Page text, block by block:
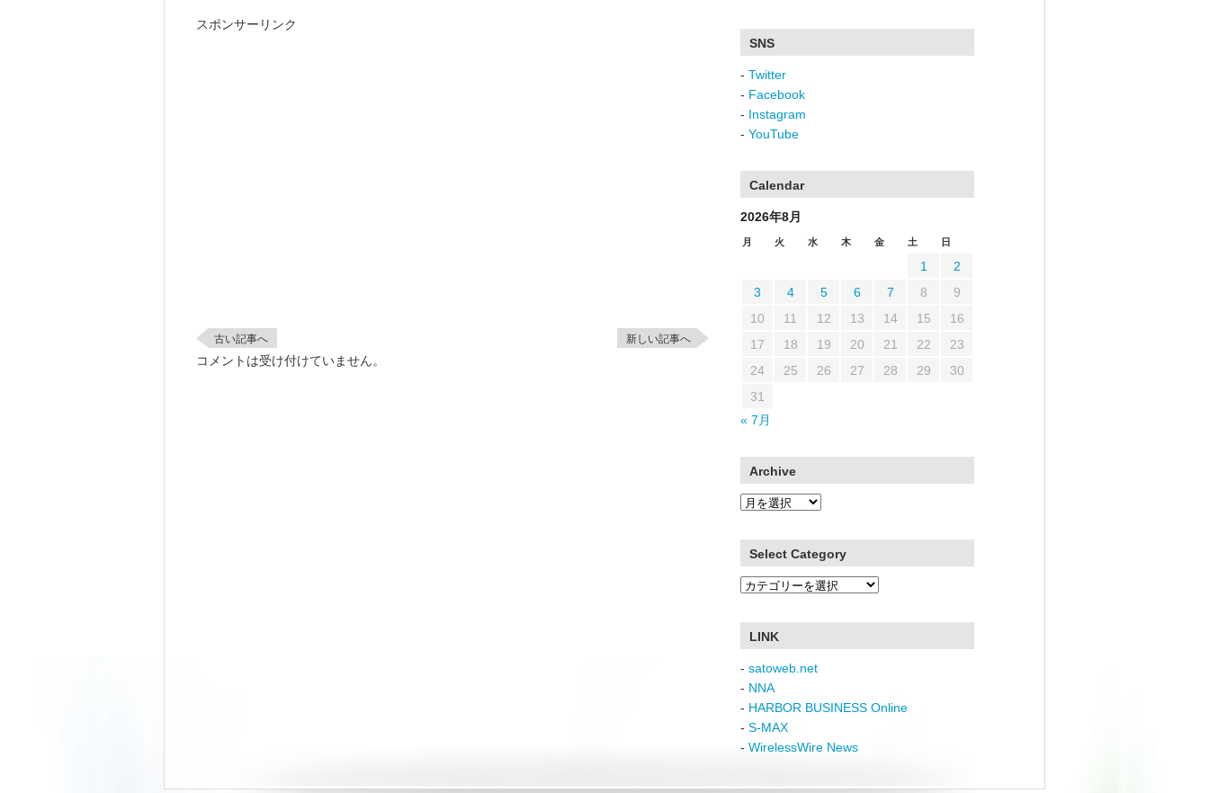
スポンサーリンク
古い記事へ 新しい記事へ
コメントは受け付けていません。
SNS
- Twitter
- Facebook
- Instagram
- YouTube
Calendar
2026年8月
月 火 水 木 金 土 日
1
2
3
4 5 6 7 8
9
10
11 12 13 14 15
16
17
18 19 20 21 22
23
24
25 26 27 28 29
30
31
« 7月
Archive
Archive
Select Category
Select
LINK
- satoweb.net
- NNA
- HARBOR BUSINESS Online
- S-MAX
- WirelessWire News